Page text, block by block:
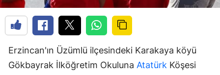
Erzincan'ın Üzümlü ilçesindeki Karakaya köyü
Gökbayrak İlköğretim Okuluna Atatürk Köşesi